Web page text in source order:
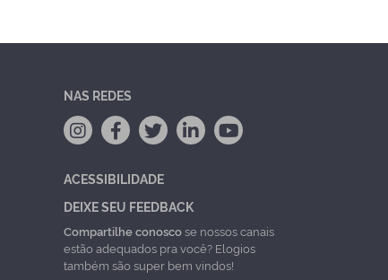
NAS REDES
ACESSIBILIDADE
DEIXE SEU FEEDBACK
Compartilhe conoscose nossos canais
estão adequados pra você? Elogios
também são super bem vindos!